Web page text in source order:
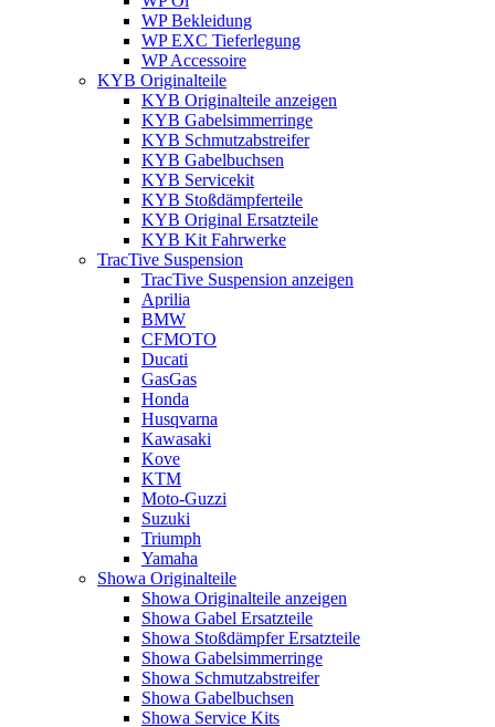
WP Bekleidung
WP EXC Tieferlegung
WP Accessoire
KYB Originalteile
KYB Originalteile anzeigen
KYB Gabelsimmerringe
KYB Schmutzabstreifer
KYB Gabelbuchsen
KYB Servicekit
KYB Stoßdämpferteile
KYB Original Ersatzteile
KYB Kit Fahrwerke
TracTive Suspension
TracTive Suspension anzeigen
Aprilia
BMW
CFMOTO
Ducati
GasGas
Honda
Husqvarna
Kawasaki
Kove
KTM
Moto-Guzzi
Suzuki
Triumph
Yamaha
Showa Originalteile
Showa Originalteile anzeigen
Showa Gabel Ersatzteile
Showa Stoßdämpfer Ersatzteile
Showa Gabelsimmerringe
Showa Schmutzabstreifer
Showa Gabelbuchsen
Showa Service Kits